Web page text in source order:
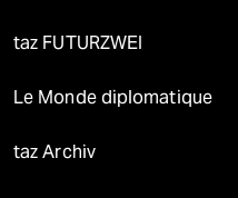
taz FUTURZWEI
Le Monde diplomatique
taz Archiv